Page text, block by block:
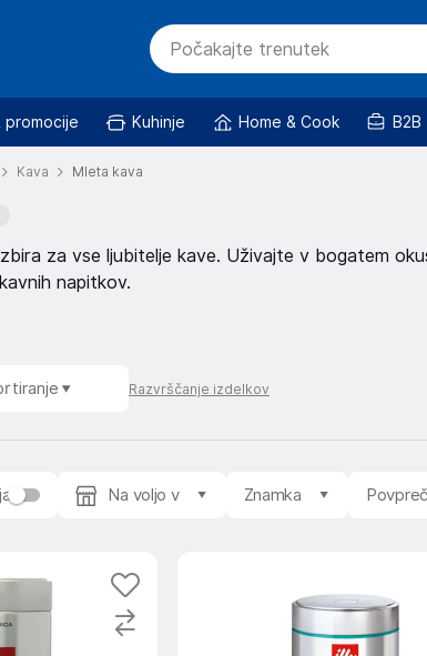
promocije Kuhinje Home & Cook B2B
Kava Mleta kava
za vse ljubitelje kave. Uživajte v bogatem
napitkov.
Razvrščanje izdelkov
Na voljo v Znamka